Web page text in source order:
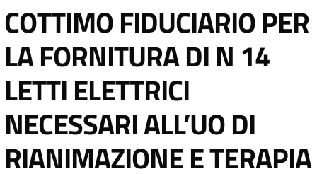
COTTIMO FIDUCIARIO PER
LA FORNITURA DI N 14
LETTI ELETTRICI
NECESSARI ALL’UO DI
RIANIMAZIONE E TERAPIA